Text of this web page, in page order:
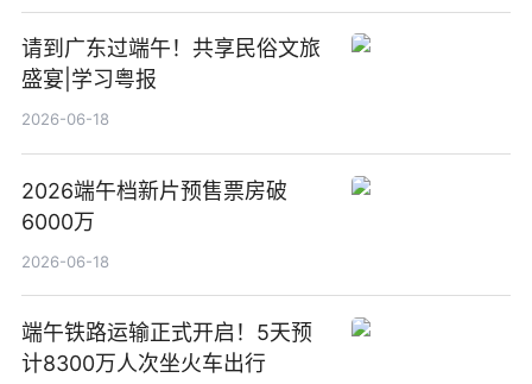
请到广东过端午！共享民俗文旅
盛宴|学习粤报
2026-06-18
2026端午档新片预售票房破
6000万
2026-06-18
端午铁路运输正式开启！5天预
计8300万人次坐火车出行